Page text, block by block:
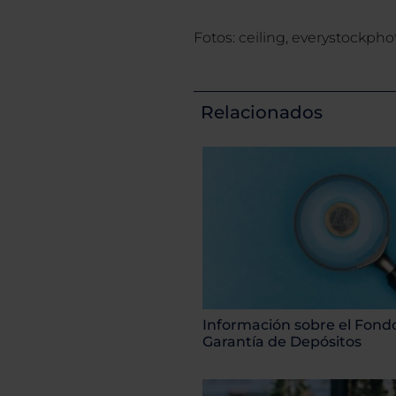
Fotos: ceiling,
Relacionados
Información sobre el
Garantía de Depósitos